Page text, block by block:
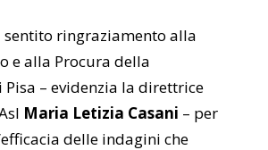
sentito ringraziamento alla
e alla Procura della
– evidenzia la direttrice
Maria Letizia Casani – per
delle indagini che